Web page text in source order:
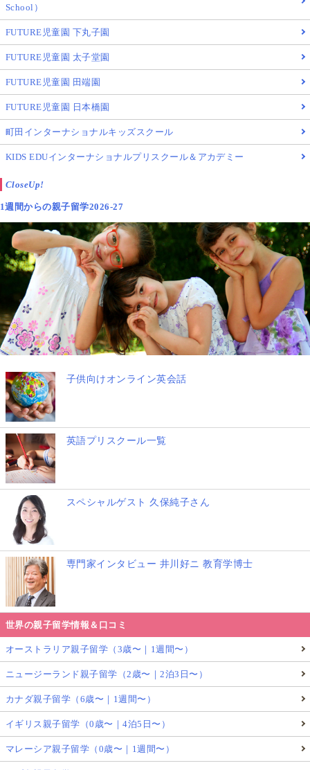
School）
FUTURE児童園 下丸子園
FUTURE児童園 太子堂園
FUTURE児童園 田端園
FUTURE児童園 日本橋園
町田インターナショナルキッズスクール
KIDS EDUインターナショナルプリスクール＆アカデミー
CloseUp!
1週間からの親子留学2026-27
子供向けオンライン英会話
英語プリスクール一覧
スペシャルゲスト 久保純子さん
専門家インタビュー 井川好ニ 教育学博士
世界の親子留学情報＆口コミ
オーストラリア親子留学（3歳〜｜1週間〜）
ニュージーランド親子留学（2歳〜｜2泊3日〜）
カナダ親子留学（6歳〜｜1週間〜）
イギリス親子留学（0歳〜｜4泊5日〜）
マレーシア親子留学（0歳〜｜1週間〜）